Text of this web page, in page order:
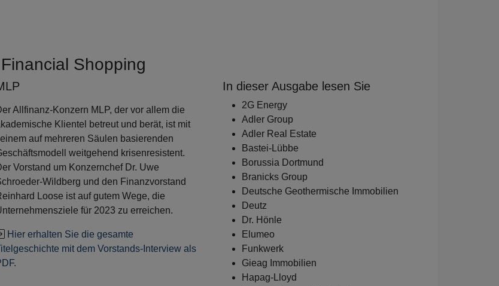
Shopping
Allfinanz-Konzern MLP, der vor allem die
Klientel betreut und berät, ist mit
auf mehreren Säulen basierenden
weitgehend krisenresistent.
Vorstand um Konzernchef Dr. Uwe
Wildberg und den Finanzvorstand
Loose ist auf gutem Wege, die
für 2023 zu erreichen.
Hier erhalten Sie die gesamte
mit dem Vorstands-Interview als
In dieser Ausgabe lesen Sie
2G Energy
Adler Group
Adler Real Estate
Bastei-Lübbe
Borussia Dortmund
Branicks Group
Deutsche Geothermische Immobilien
Deutz
Dr. Hönle
Elumeo
Funkwerk
Gieag Immobilien
Hapag-Lloyd